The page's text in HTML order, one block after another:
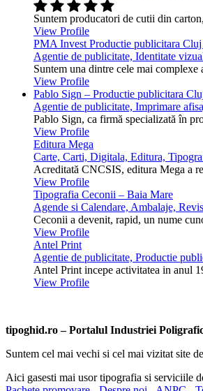
Suntem producatori de cutii din
View Profile
PMA Invest Productie publicitara Cluj
Agentie de publicitate, Identitate
Suntem una dintre cele mai
View Profile
Pablo Sign – Productie publicitara
Agentie de publicitate, Imprimare
Pablo Sign, ca firmă specializată în
View Profile
Editura Mega
Carte, Carti, Digitala, Editura,
Acreditată CNCSIS, editura Mega a
View Profile
Tipografia Ceconii – Baia Mare
Agende si Calendare, Ambalaje,
Ceconii a devenit, rapid, un nume
View Profile
Antel Print
Agentie de publicitate, Productie
Antel Print incepe activitatea in anul
View Profile
tipoghid.ro – Portalul Industriei
Suntem cel mai vechi si cel mai vizitat site
Aici gasesti mai usor tipografia si serviciile